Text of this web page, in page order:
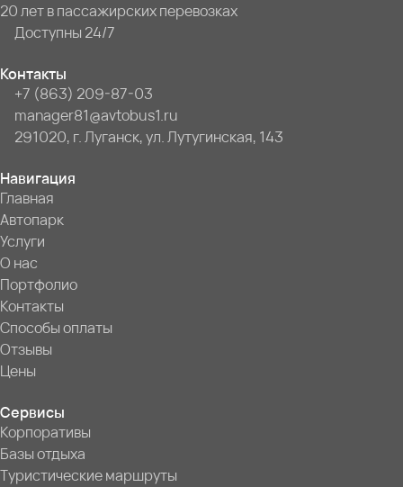
20 лет в пассажирских перевозках
Доступны 24/7
Контакты
+7 (863) 209-87-03
manager81@avtobus1.ru
291020, г. Луганск, ул. Лутугинская, 143
Навигация
Главная
Автопарк
Услуги
О нас
Портфолио
Контакты
Способы оплаты
Отзывы
Цены
Сервисы
Корпоративы
Базы отдыха
Туристические маршруты